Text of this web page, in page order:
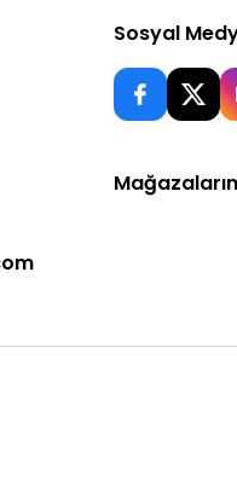
Sosyal